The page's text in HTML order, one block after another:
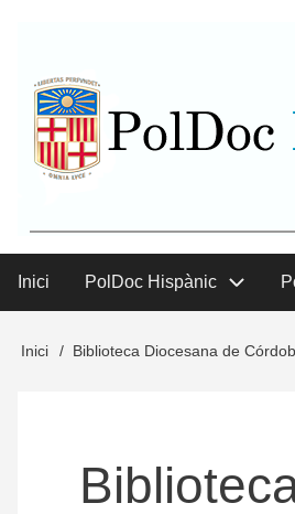
contingut
menu
Main
menu
Inici PolDoc Hispànic
Inici Biblioteca Diocesana de